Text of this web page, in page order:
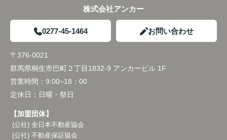
株式会社アンカー
0277-45-1464 お問い合わせ
〒376-0021
群馬県桐生市巴町２丁目1832-9 アンカービル 1F
営業時間： 9:00~18：00
定休日： 日曜・祭日
【加盟団体】
(公社) 全日本不動産協会
(公社) 不動産保証協会